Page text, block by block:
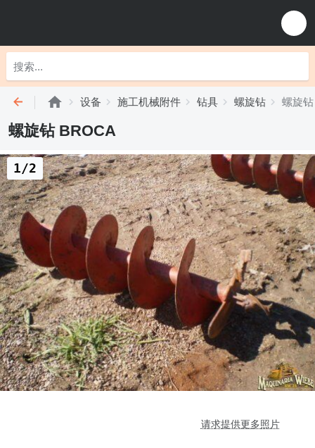
设备 施工机械附件 钻具 螺旋钻 螺旋
螺旋钻 BROCA
请求提供更多照片
1/2